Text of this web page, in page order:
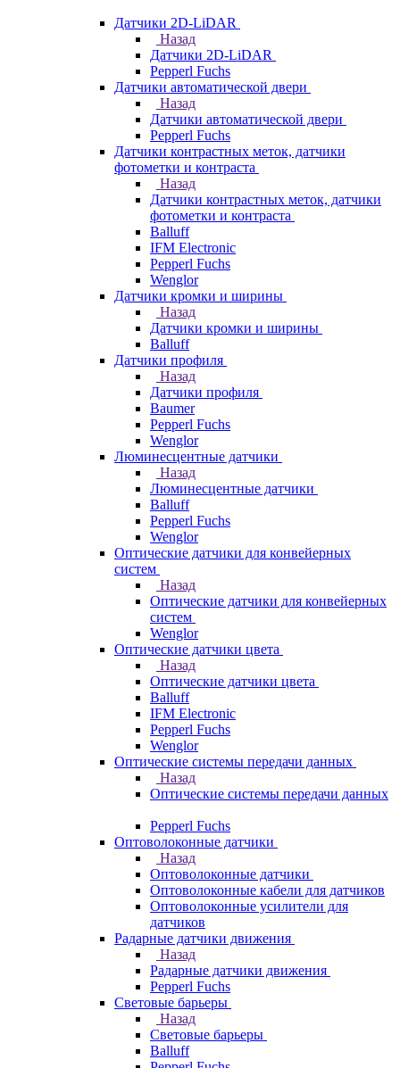
Датчики 2D-LiDAR
Назад
Датчики 2D-LiDAR
Pepperl Fuchs
Датчики автоматической двери
Назад
Датчики автоматической двери
Pepperl Fuchs
Датчики контрастных меток, датчики
фотометки и контраста
Назад
Датчики контрастных меток, датчики
фотометки и контраста
Balluff
IFM Electronic
Pepperl Fuchs
Wenglor
Датчики кромки и ширины
Назад
Датчики кромки и ширины
Balluff
Датчики профиля
Назад
Датчики профиля
Baumer
Pepperl Fuchs
Wenglor
Люминесцентные датчики
Назад
Люминесцентные датчики
Balluff
Pepperl Fuchs
Wenglor
Оптические датчики для конвейерных
систем
Назад
Оптические датчики для конвейерных
систем
Wenglor
Оптические датчики цвета
Назад
Оптические датчики цвета
Balluff
IFM Electronic
Pepperl Fuchs
Wenglor
Оптические системы передачи данных
Назад
Оптические системы передачи данных
Pepperl Fuchs
Оптоволоконные датчики
Назад
Оптоволоконные датчики
Оптоволоконные кабели для датчиков
Оптоволоконные усилители для
датчиков
Радарные датчики движения
Назад
Радарные датчики движения
Pepperl Fuchs
Световые барьеры
Назад
Световые барьеры
Balluff